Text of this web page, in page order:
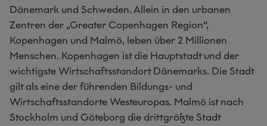
Dänemark und Schweden. Allein in den urbanen
Zentren der „Greater Copenhagen Region“,
Kopenhagen und Malmö, leben über 2 Millionen
Menschen. Kopenhagen ist die Hauptstadt und der
wichtigste Wirtschaftsstandort Dänemarks. Die Stadt
gilt als eine der führenden Bildungs- und
Wirtschaftsstandorte Westeuropas. Malmö ist nach
Stockholm und Göteborg die drittgrößte Stadt